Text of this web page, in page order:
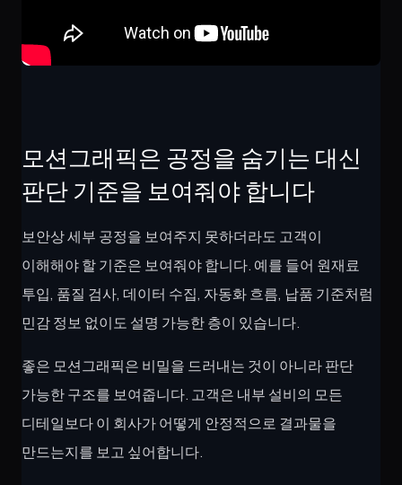
모션그래픽은 공정을 숨기는 대신
판단 기준을 보여줘야 합니다
보안상 세부 공정을 보여주지 못하더라도 고객이
이해해야 할 기준은 보여줘야 합니다. 예를 들어 원재료
투입, 품질 검사, 데이터 수집, 자동화 흐름, 납품 기준처럼
민감 정보 없이도 설명 가능한 층이 있습니다.
좋은 모션그래픽은 비밀을 드러내는 것이 아니라 판단
가능한 구조를 보여줍니다. 고객은 내부 설비의 모든
디테일보다 이 회사가 어떻게 안정적으로 결과물을
만드는지를 보고 싶어합니다.